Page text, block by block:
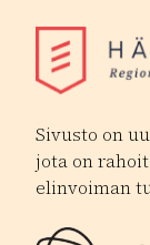
Sivusto on
jota on
elinvoiman